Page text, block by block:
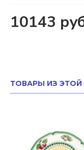
10143
ТОВАРЫ ИЗ